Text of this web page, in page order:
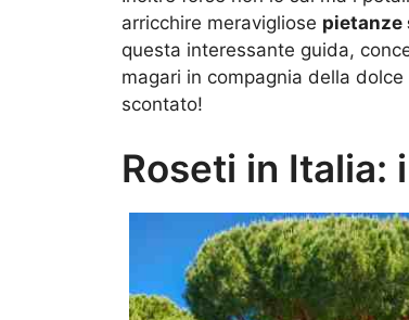
arricchire meravigliose
questa interessante guida,
magari in compagnia della
scontato!
Roseti in Italia: